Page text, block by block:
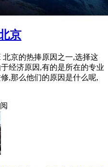
京
京的热捧原因之一,选择这
经济原因,有的是所在的专业
,那么他们的原因是什么呢,